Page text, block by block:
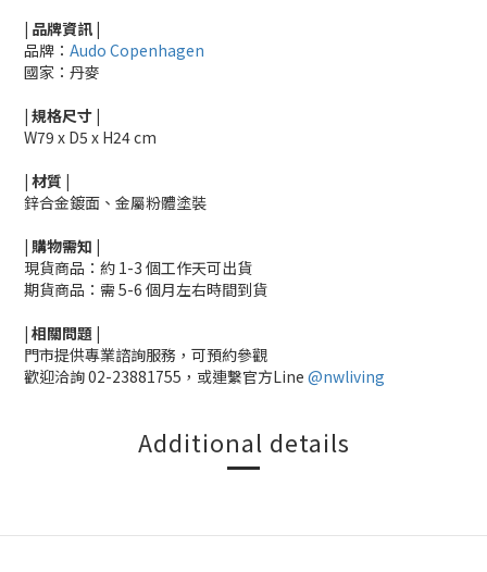
| 品牌資訊 |
品牌： Audo Copenhagen
國家：丹麥
| 規格尺寸 |
W79 x D5 x H24 cm
| 材質 |
鋅合金鍍面、金屬粉體塗裝
| 購物需知 |
現貨商品：約 1-3 個工作天可出貨
期貨商品：需 5-6 個月左右時間到貨
| 相關問題 |
門市提供專業諮詢服務，可預約參觀
歡迎洽詢02-23881755， 或連繫官方Line @nwliving
Additional details